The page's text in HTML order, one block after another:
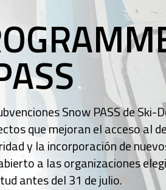
Snow PASS de Ski-
que mejoran el acceso al
y la incorporación de
a las organizaciones
antes del 31 de julio.